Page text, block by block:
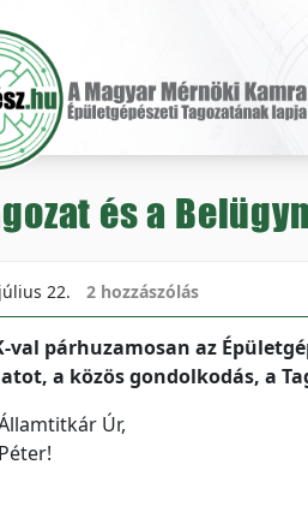
és a
22. 2 hozzászólás
val párhuzamosan az
a közös gondolkodás, a
Úr,